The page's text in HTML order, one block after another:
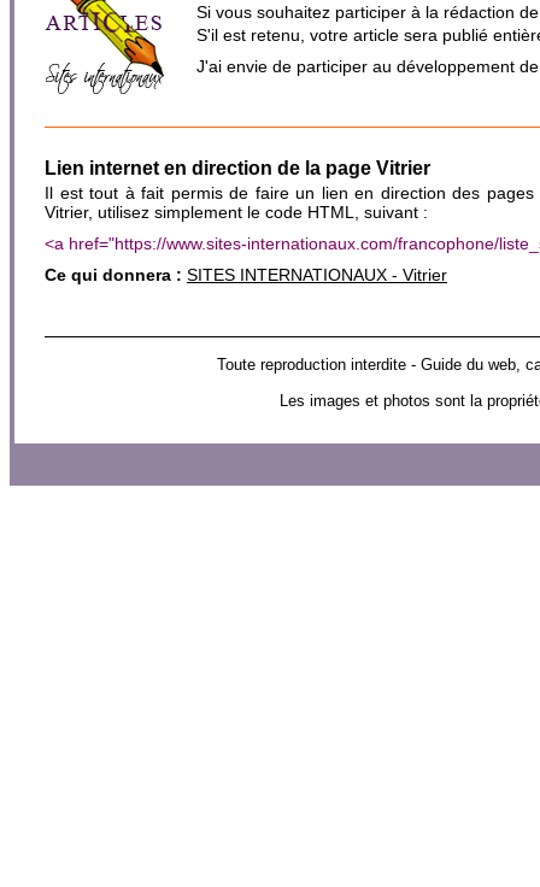
Si vous souhaitez participer à la rédaction
S'il est retenu, votre article sera publié
J'ai envie de participer au développement
Lien internet en direction de la page Vitrier
Il est tout à fait permis de faire un lien en direction des
Vitrier, utilisez simplement le code HTML, suivant :
<a href="https://www.sites-internationaux.com/francophone/
Ce qui donnera : SITES INTERNATIONAUX - Vitrier
Toute reproduction interdite - Guide du web,
Les images et photos sont la